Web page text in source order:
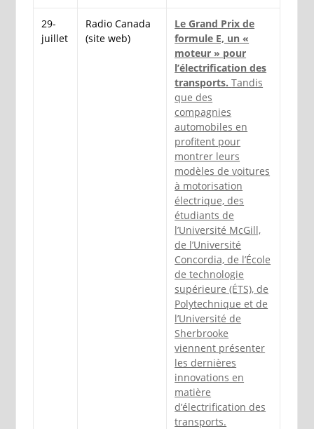
29-
juillet
Radio Canada
(site web)
Le Grand Prix de
formule E, un «
moteur » pour
l’électrification des
transports.Tandis
que des
compagnies
automobiles en
profitent pour
montrer leurs
modèles de voitures
à motorisation
électrique, des
étudiants de
l’Université McGill,
de l’Université
Concordia, de l’École
de technologie
supérieure (ÉTS), de
Polytechnique et de
l’Université de
Sherbrooke
viennent présenter
les dernières
innovations en
matière
d’électrification des
transports.